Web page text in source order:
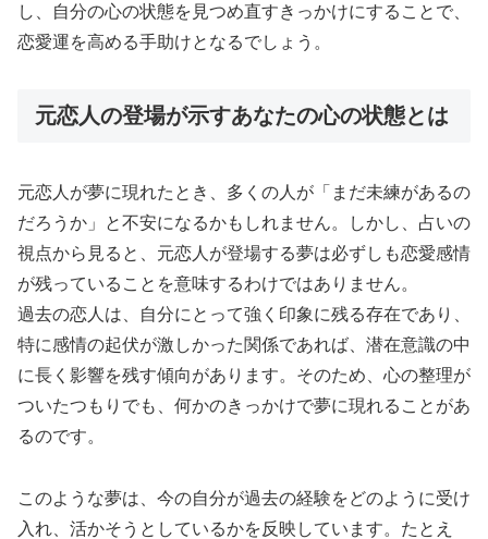
し、自分の心の状態を見つめ直すきっかけにすることで、
恋愛運を高める手助けとなるでしょう。
元恋人の登場が示すあなたの心の状態とは
元恋人が夢に現れたとき、多くの人が「まだ未練があるの
だろうか」と不安になるかもしれません。しかし、占いの
視点から見ると、元恋人が登場する夢は必ずしも恋愛感情
が残っていることを意味するわけではありません。
過去の恋人は、自分にとって強く印象に残る存在であり、
特に感情の起伏が激しかった関係であれば、潜在意識の中
に長く影響を残す傾向があります。そのため、心の整理が
ついたつもりでも、何かのきっかけで夢に現れることがあ
るのです。
このような夢は、今の自分が過去の経験をどのように受け
入れ、活かそうとしているかを反映しています。たとえ